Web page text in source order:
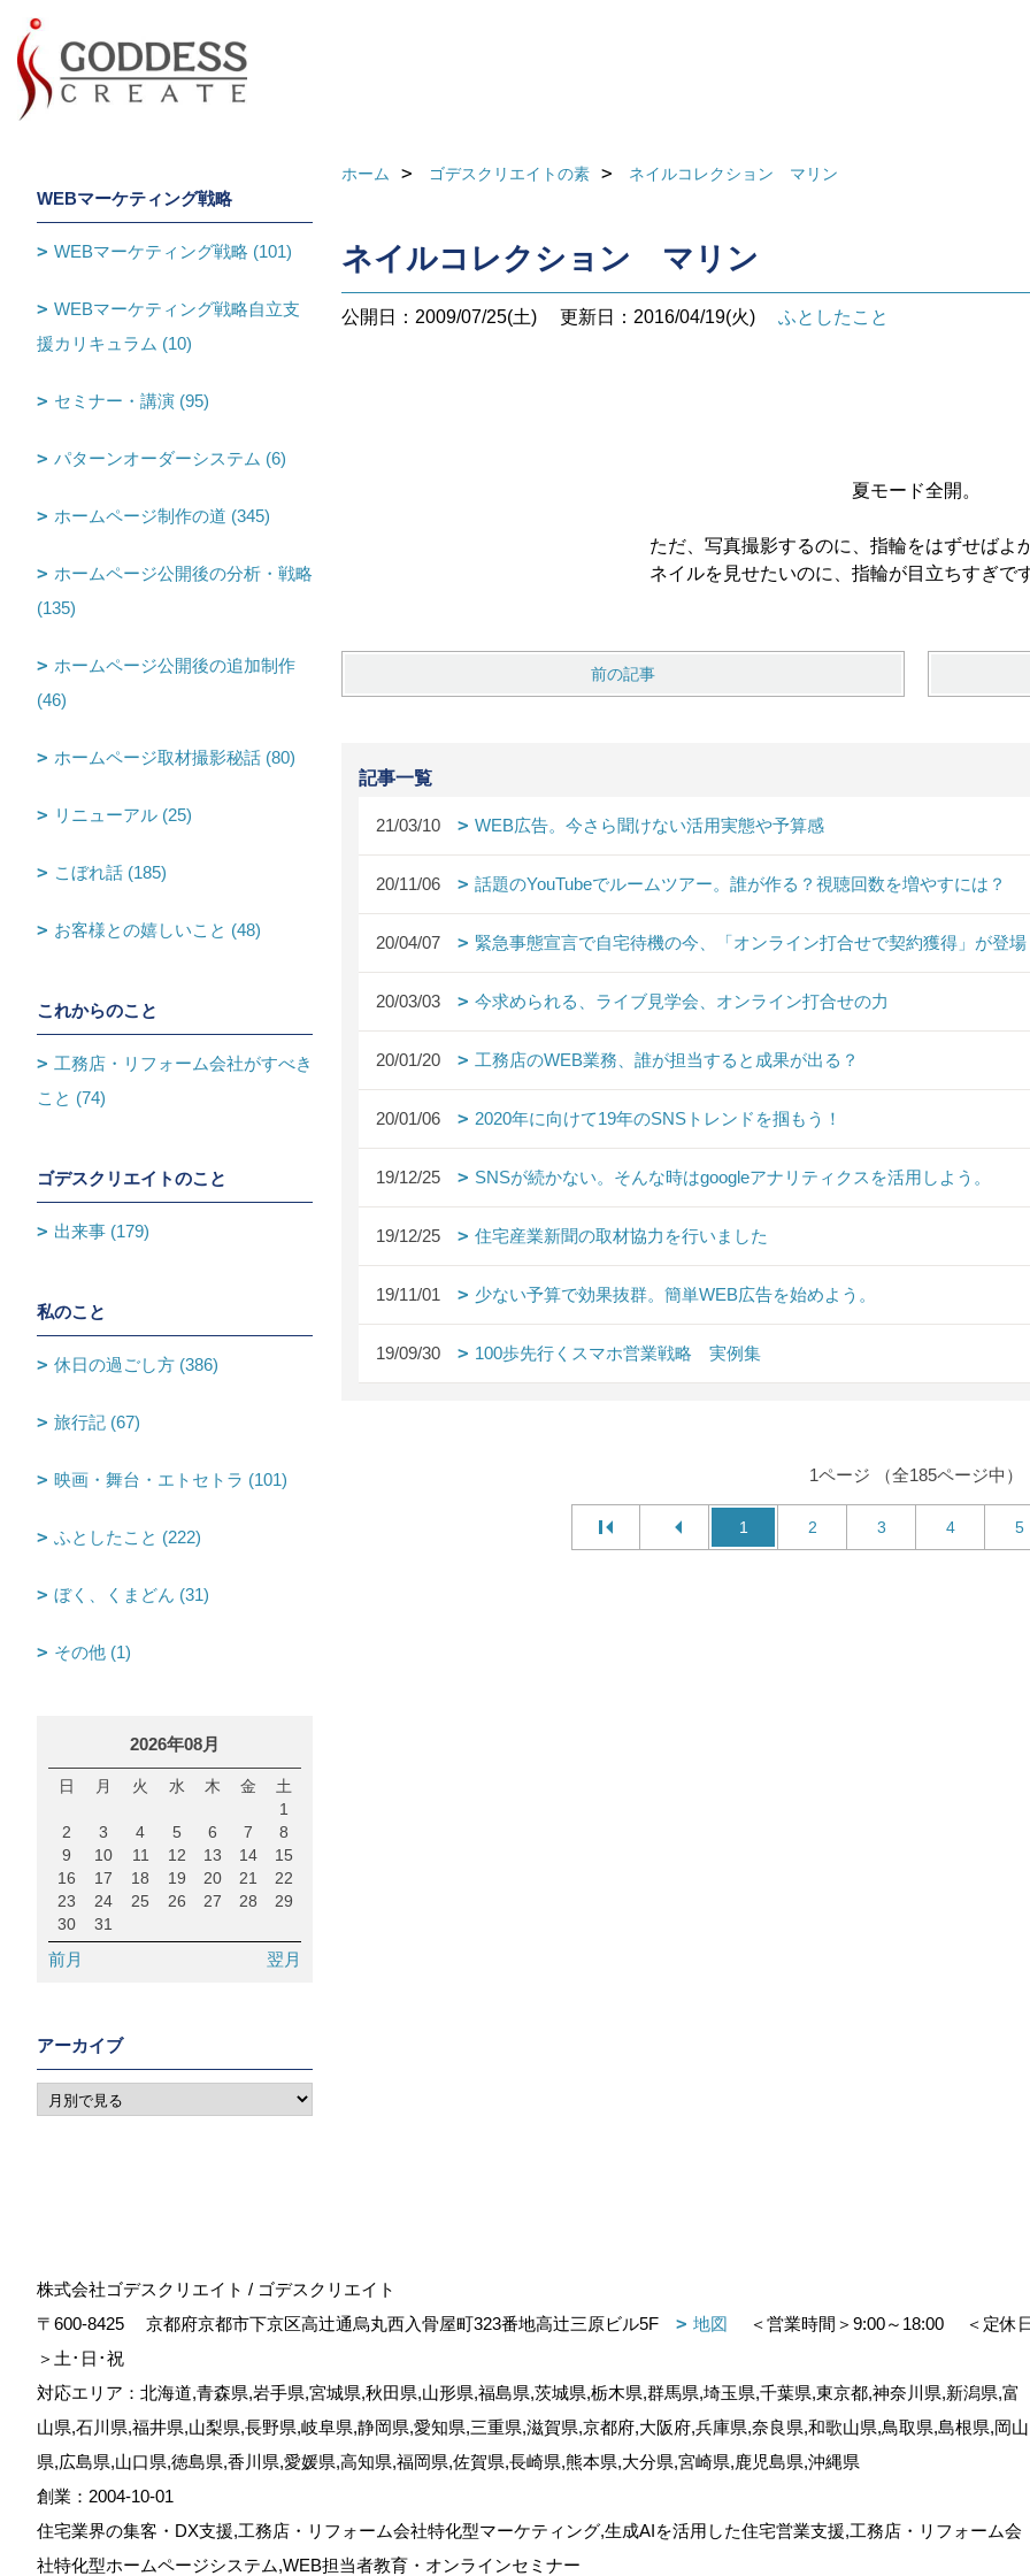
ホーム ゴデスクリエイトの素 ネイルコレクション マリン
ネイルコレクション マリン
公開日：2009/07/25(土) 更新日：2016/04/19(火) ふとしたこと
夏モード全開。
ただ、写真撮影するのに、指輪をはずせばよ
ネイルを見せたいのに、指輪が目立ちすぎで
前の記事
記事一覧
21/03/10 WEB広告。今さら聞けない活用実態や予算感
20/11/06 話題のYouTubeでルームツアー。誰が作る？視聴回数を増やすには？
20/04/07 緊急事態宣言で自宅待機の今、「オンライン打合せで契約獲得」が登
20/03/03 今求められる、ライブ見学会、オンライン打合せの力
20/01/20 工務店のWEB業務、誰が担当すると成果が出る？
20/01/06 2020年に向けて19年のSNSトレンドを掴もう！
19/12/25 SNSが続かない。そんな時はgoogleアナリティクスを活用しよう。
19/12/25 住宅産業新聞の取材協力を行いました
19/11/01 少ない予算で効果抜群。簡単WEB広告を始めよう。
19/09/30 100歩先行くスマホ営業戦略 実例集
1ページ （全185ページ中）
1 2 3 4 5
WEBマーケティング戦略
WEBマーケティング戦略 (101)
WEBマーケティング戦略自立支
援カリキュラム (10)
セミナー・講演 (95)
パターンオーダーシステム (6)
ホームページ制作の道 (345)
ホームページ公開後の分析・戦略
(135)
ホームページ公開後の追加制作
(46)
ホームページ取材撮影秘話 (80)
リニューアル (25)
こぼれ話 (185)
お客様との嬉しいこと (48)
これからのこと
工務店・リフォーム会社がすべき
こと (74)
ゴデスクリエイトのこと
出来事 (179)
私のこと
休日の過ごし方 (386)
旅行記 (67)
映画・舞台・エトセトラ (101)
ふとしたこと (222)
ぼく、くまどん (31)
その他 (1)
2026年08月
日 月 火 水 木 金
土
1
2
3 4 5 6 7
8
9
10 11 12 13 14
15
16
17 18 19 20 21
22
23
24 25 26 27 28
29
30
31
前月 翌月
アーカイブ
株式会社ゴデスクリエイト / ゴデスクリエイト
〒600-8425
京都府京都市下京区高辻通烏丸西入骨屋町323番地高辻三原ビル5F 地図 ＜営業時間＞9:00～18:00
＜定休
＞土･日･祝
対応エリア：北海道,青森県,岩手県,宮城県,秋田県,山形県,福島県,茨城県,栃木県,群馬県,埼玉県,千葉県,東京都,神奈川県,新潟県,富
山県,石川県,福井県,山梨県,長野県,岐阜県,静岡県,愛知県,三重県,滋賀県,京都府,大阪府,兵庫県,奈良県,和歌山県,鳥取県,島根県,岡山
県,広島県,山口県,徳島県,香川県,愛媛県,高知県,福岡県,佐賀県,長崎県,熊本県,大分県,宮崎県,鹿児島県,沖縄県
創業：2004-10-01
住宅業界の集客・DX支援,工務店・リフォーム会社特化型マーケティング,生成AIを活用した住宅営業支援,工務店・リフォーム会
社特化型ホームページシステム,WEB担当者教育・オンラインセミナー